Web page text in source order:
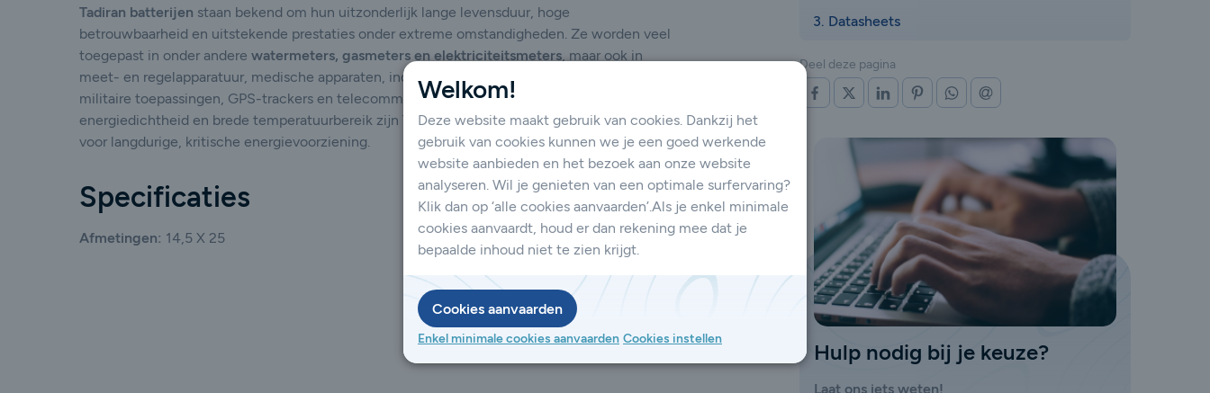
Tadiran batterijen staan bekend om hun uitzonderlijk lange levensduur, hoge
betrouwbaarheid en uitstekende prestaties onder extreme omstandigheden. Ze worden veel
toegepast in onder andere watermeters, gasmeters en elektriciteitsmeters, maar ook in
meet- en regelapparatuur, medische apparaten, industriële sensoren, veiligheidssystemen,
militaire toepassingen, GPS-trackers en telecommunicatie. Dankzij hun hoge
energiedichtheid en brede temperatuurbereik zijn Tadiran lithiumbatterijen de ideale keuze
voor langdurige, kritische energievoorziening.
Specificaties
Afmetingen: 14,5 X 25
Datasheets
Deel deze pagina
OP FACEBOOK
OP X (TWITTER)
OP LINKEDINOP PINTERESTOP WHATSAPP
Hulp nodig bij je keuze?
Laat ons iets weten!
Welkom!
Deze website maakt gebruik van cookies. Dankzij het
gebruik van cookies kunnen we je een goed werkende
website aanbieden en het bezoek aan onze website
analyseren. Wil je genieten van een optimale surfervaring?
Klik dan op ‘alle cookies aanvaarden’.Als je enkel minimale
cookies aanvaardt, houd er dan rekening mee dat je
bepaalde inhoud niet te zien krijgt.
Cookies aanvaarden
Enkel minimale cookies aanvaarden Cookies instellen